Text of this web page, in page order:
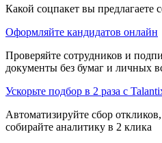
Какой соцпакет вы предлагаете
Оформляйте кандидатов онлайн
Проверяйте сотрудников и
документы без бумаг и личных
Ускорьте подбор в 2 раза с
Автоматизируйте сбор
собирайте аналитику в 2 клика